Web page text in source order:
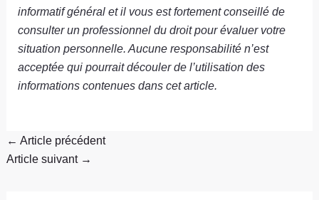
informatif général et il vous est fortement conseillé de
consulter un professionnel du droit pour évaluer votre
situation personnelle. Aucune responsabilité n’est
acceptée qui pourrait découler de l’utilisation des
informations contenues dans cet article.
← Article précédent
Article suivant →